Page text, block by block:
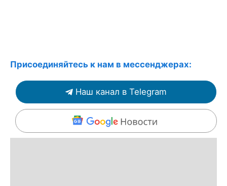
Присоединяйтесь к нам в мессенджерах:
Наш канал в Telegram